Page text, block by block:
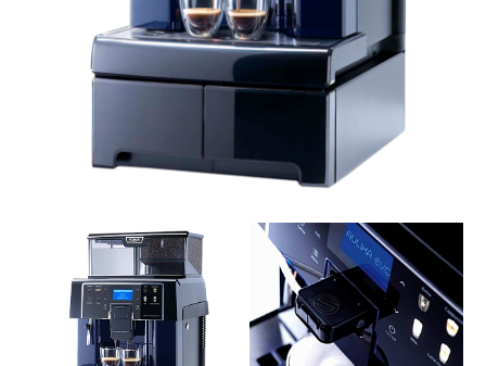
ТРАДИЦИОННЫЕ ЭСПРЕССО-МАШИНЫ
О КОМПАНИИ ВАКАНСИИ ОТЗЫВЫ
СЕРВИСНЫЙ ЦЕНТР
ВВОД В ЭКСПЛУАТАЦИЮ
СЕРВИС И РЕМОНТ ГАРАНТИЯ